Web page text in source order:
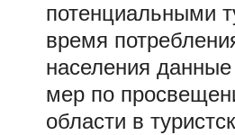
потенциальными
время
населения
мер по
области в